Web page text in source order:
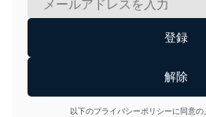
以下のプライバシーポリシーに同意の